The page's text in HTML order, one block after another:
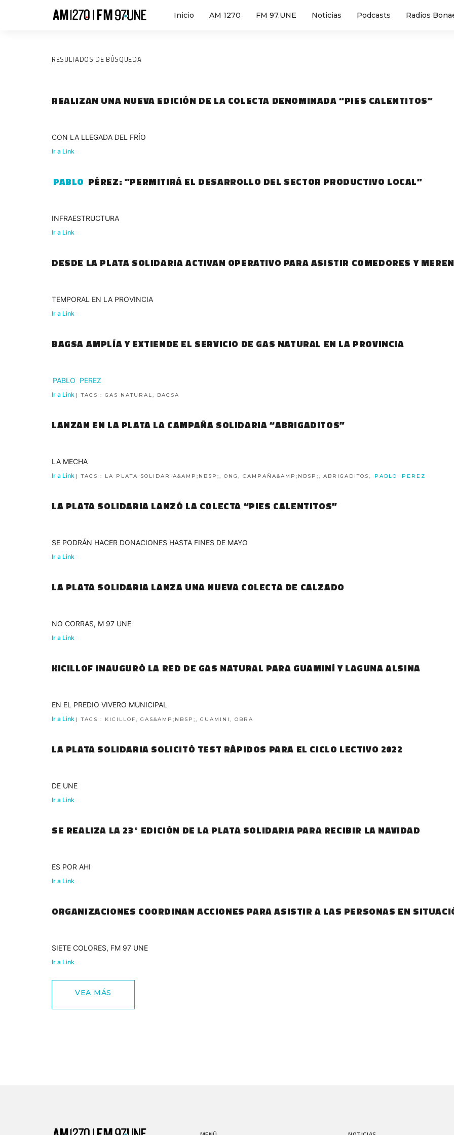
Inicio AM 1270 FM 97.UNE Noticias Podcasts Radios
RESULTADOS DE BÚSQUEDA
REALIZAN UNA NUEVA EDICIÓN DE LA COLECTA DENOMINADA “PIES CALENTITOS”
CON LA LLEGADA DEL FRÍO
Ir a Link
PABLO PÉREZ: "PERMITIRÁ EL DESARROLLO DEL SECTOR PRODUCTIVO LOCAL”
INFRAESTRUCTURA
Ir a Link
DESDE LA PLATA SOLIDARIA ACTIVAN OPERATIVO PARA ASISTIR COMEDORES Y
TEMPORAL EN LA PROVINCIA
Ir a Link
BAGSA AMPLÍA Y EXTIENDE EL SERVICIO DE GAS NATURAL EN LA PROVINCIA
PABLO PEREZ
Ir a Link | TAGS : GAS NATURAL, BAGSA
LANZAN EN LA PLATA LA CAMPAÑA SOLIDARIA “ABRIGADITOS”
LA MECHA
Ir a Link | TAGS : LA PLATA SOLIDARIA&AMP;NBSP;, ONG, CAMPAÑA&AMP;NBSP;, ABRIGADITOS, PABLO PEREZ
LA PLATA SOLIDARIA LANZÓ LA COLECTA “PIES CALENTITOS”
SE PODRÁN HACER DONACIONES HASTA FINES DE MAYO
Ir a Link
LA PLATA SOLIDARIA LANZA UNA NUEVA COLECTA DE CALZADO
NO CORRAS, M 97 UNE
Ir a Link
KICILLOF INAUGURÓ LA RED DE GAS NATURAL PARA GUAMINÍ Y LAGUNA ALSINA
EN EL PREDIO VIVERO MUNICIPAL
Ir a Link | TAGS : KICILLOF, GAS&AMP;NBSP;, GUAMINI, OBRA
LA PLATA SOLIDARIA SOLICITÓ TEST RÁPIDOS PARA EL CICLO LECTIVO 2022
DE UNE
Ir a Link
SE REALIZA LA 23° EDICIÓN DE LA PLATA SOLIDARIA PARA RECIBIR LA NAVIDAD
ES POR AHI
Ir a Link
ORGANIZACIONES COORDINAN ACCIONES PARA ASISTIR A LAS PERSONAS EN
SIETE COLORES, FM 97 UNE
Ir a Link
VEA MÁS